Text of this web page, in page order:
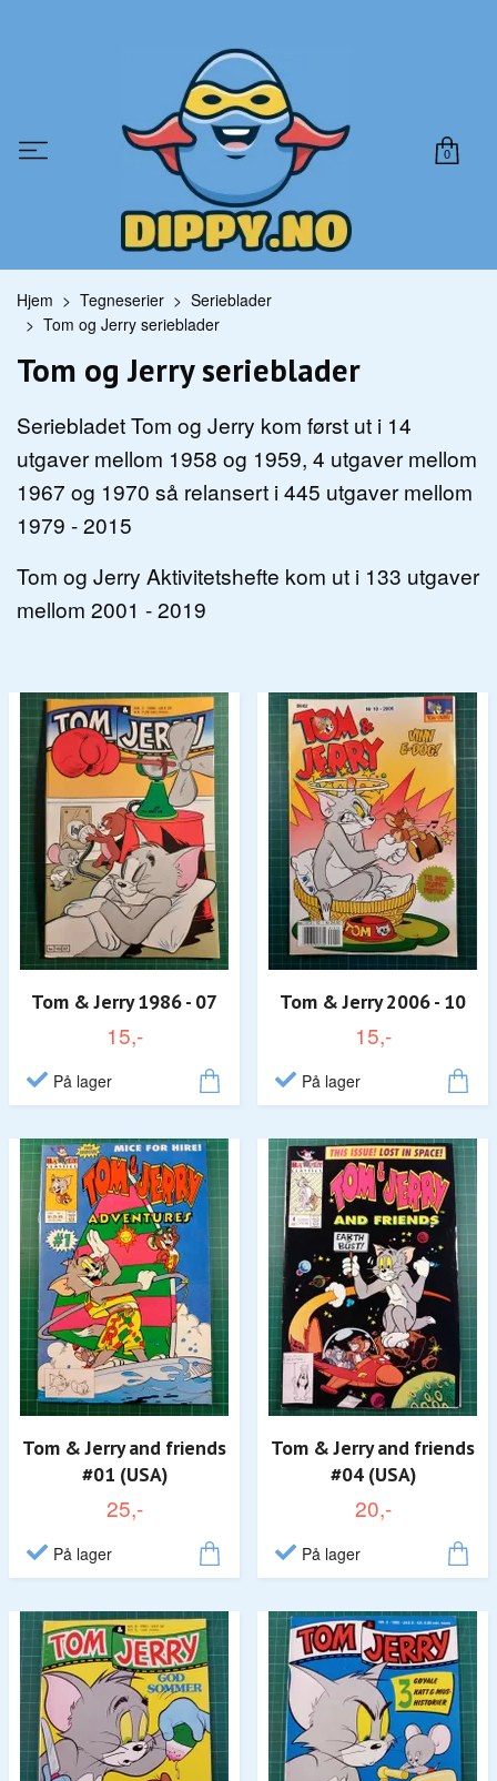
0
Hjem Tegneserier
Serieblader
Tom og Jerry serieblader
Tom og Jerry serieblader
Seriebladet Tom og Jerry kom først ut i 14
utgaver mellom 1958 og 1959, 4 utgaver mellom
1967 og 1970 så relansert i 445 utgaver mellom
1979 - 2015
Tom og Jerry Aktivitetshefte kom ut i 133 utgaver
mellom 2001 - 2019
Tom & Jerry 1986 - 07
15,-
På lager
Tom & Jerry 2006 - 10
15,-
På lager
Tom & Jerry and friends
#01 (USA)
25,-
På lager
Tom & Jerry and friends
#04 (USA)
20,-
På lager